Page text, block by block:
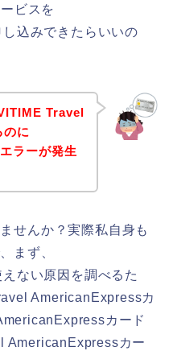
ビスを
込みできたらいいの
Travel
のに
ラーが発生
せんか？実際私自身も
まず、
ない原因を調べるた
AmericanExpressカ
カード
AmericanExpressカー